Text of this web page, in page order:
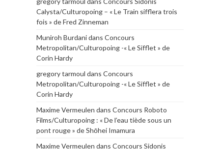
Calysta/Culturopoing – « Le Train sifflera trois
fois » de Fred Zinneman
Muniroh Burdanidans Concours
Metropolitan/Culturopoing -« Le Sifflet » de
Corin Hardy
gregory tarmoul dans Concours
Metropolitan/Culturopoing -« Le Sifflet » de
Corin Hardy
Maxime Vermeulen dans Concours Roboto
Films/Culturopoing : « De l’eau tiède sous un
pont rouge » de Shōhei Imamura
Maxime Vermeulen dans Concours Sidonis